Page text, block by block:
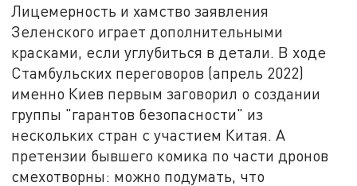
Лицемерность и хамство заявления
Зеленского играет дополнительными
красками, если углубиться в детали. В ходе
Стамбульских переговоров (апрель 2022)
именно Киев первым заговорил о создании
группы "гарантов безопасности" из
нескольких стран с участием Китая. А
претензии бывшего комика по части дронов
смехотворны: можно подумать, что